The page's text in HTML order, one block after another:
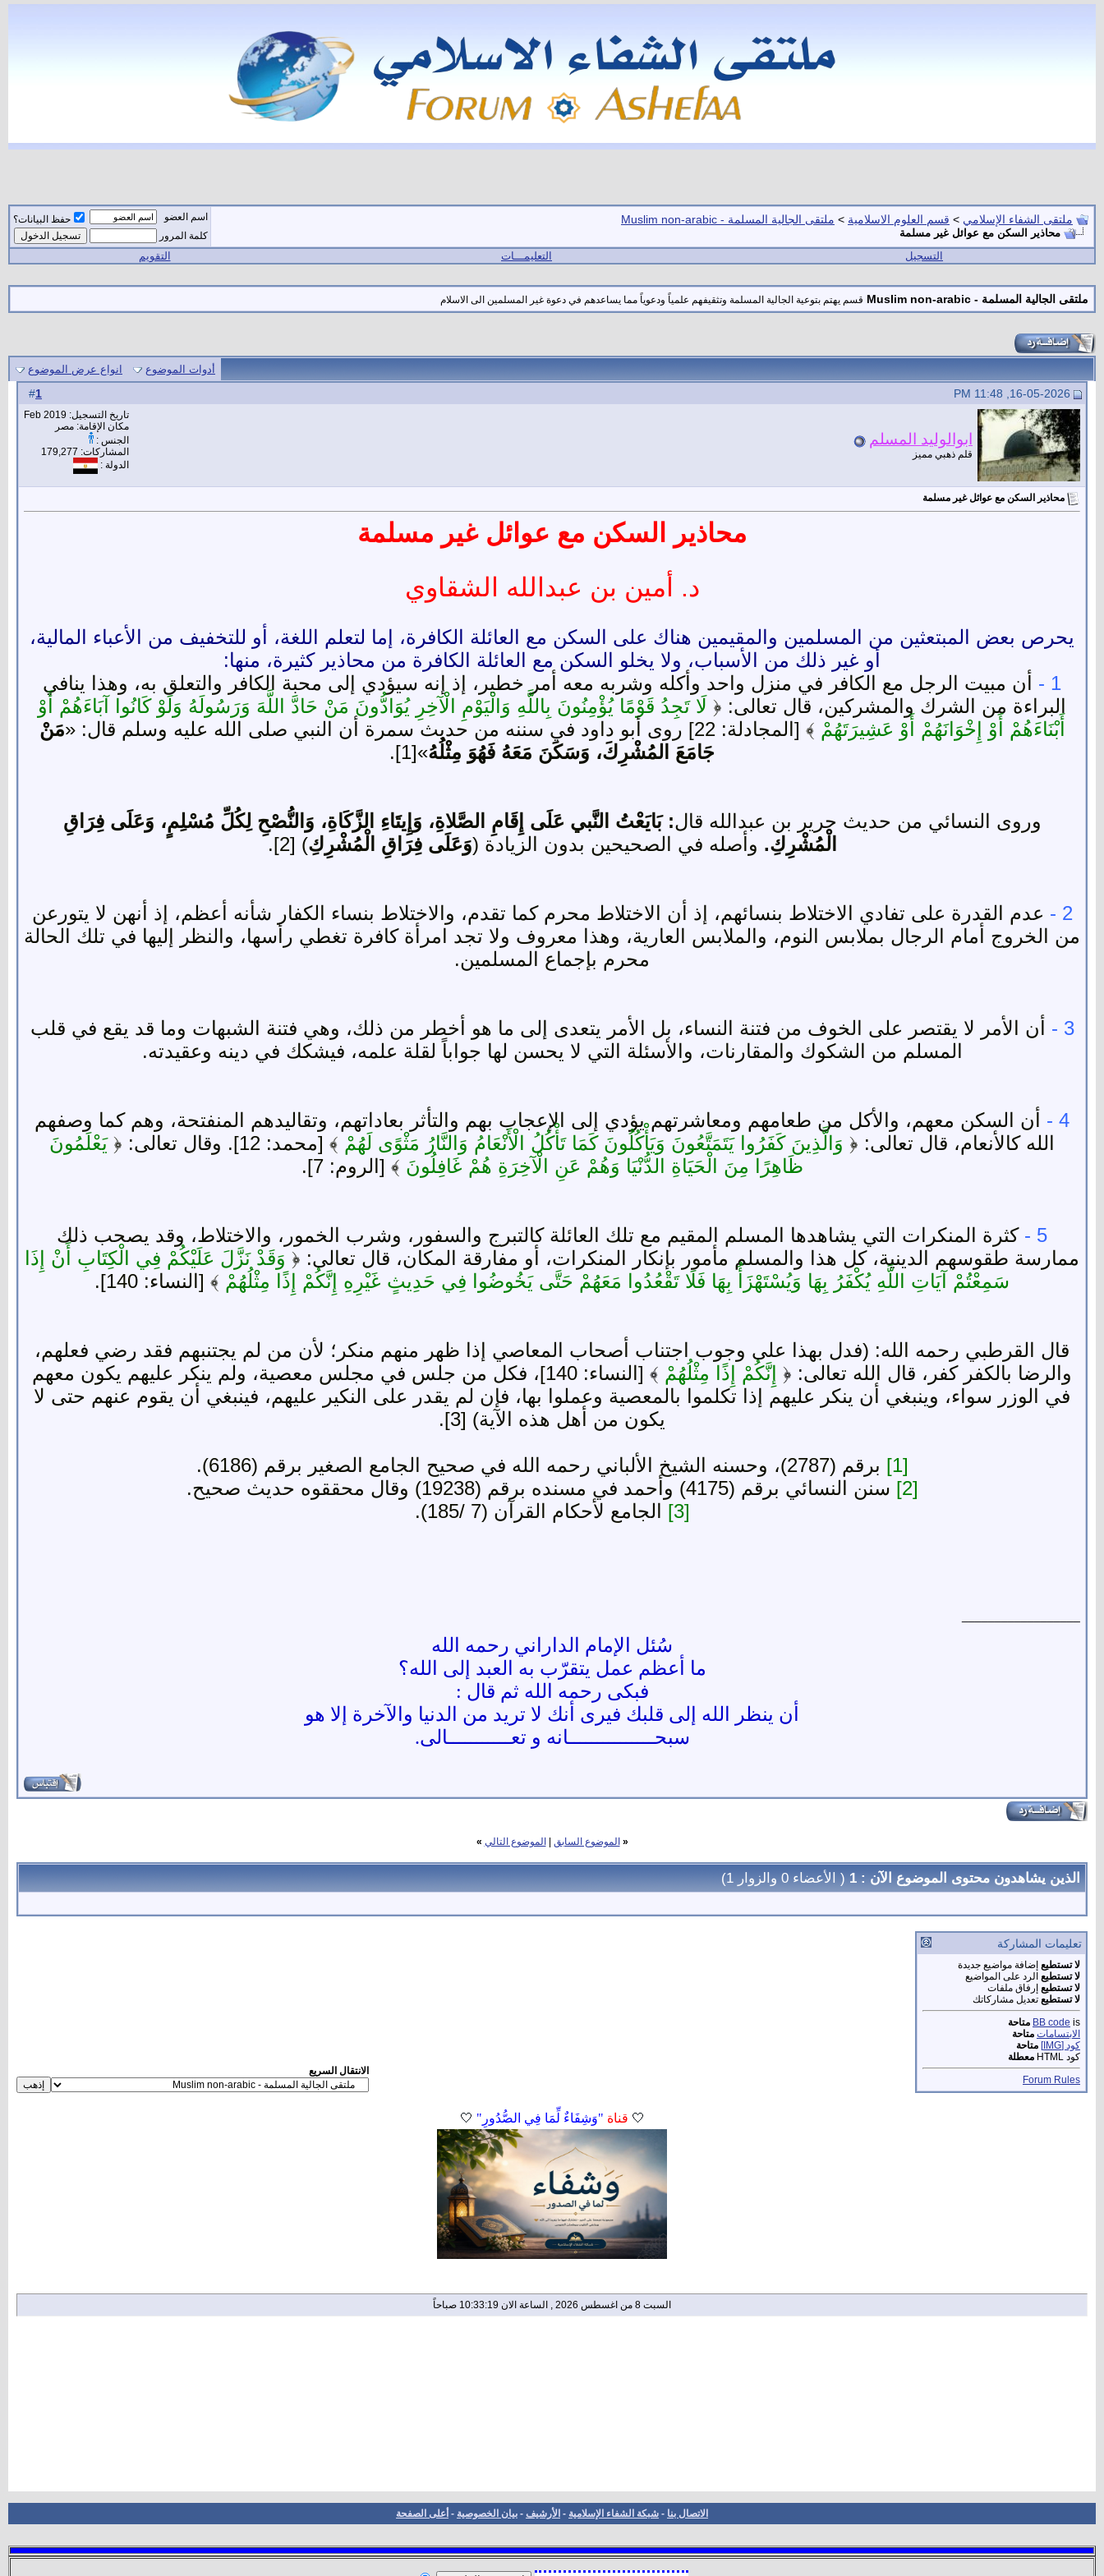
ملتقى الشفاء الإسلامي > قسم العلوم الاسلامية > ملتقى الجالية المسلمة - Muslim non-arabic
محاذير السكن مع عوائل غير مسلمة
اسم العضو
حفظ البيانات؟
كلمة المرور
التسجيل التعليمـــات التقويم
ملتقى الجالية المسلمة - Muslim non-arabic قسم يهتم بتوعية الجالية المسلمة وتثقيفهم علمياً ودعوياً مما يساعدهم في دعوة غير المسلمين الى الاسلام
أدوات الموضوع انواع عرض الموضوع
1
ابوالوليد المسلم
قلم ذهبي مميز
تاريخ التسجيل: Feb 2019
مكان الإقامة: مصر
الجنس :
المشاركات: 179,277
الدولة :
محاذير السكن مع عوائل غير مسلمة
محاذير السكن مع عوائل غير مسلمة
د. أمين بن عبدالله الشقاوي
يحرص بعض المبتعثين من المسلمين والمقيمين هناك على السكن مع العائلة الكافرة، إما لتعلم اللغة، أو للتخفيف من الأعباء المالية،
أو غير ذلك من الأسباب، ولا يخلو السكن مع العائلة الكافرة من محاذير كثيرة، منها:
1 -
أن مبيت الرجل مع الكافر في منزل واحد وأكله وشربه معه أمر خطير، إذ إنه سيؤدي إلى محبة الكافر والتعلق به، وهذا ينافي
البراءة من الشرك والمشركين، قال تعالى: ﴿ لَا تَجِدُ قَوْمًا يُؤْمِنُونَ بِاللَّهِ وَالْيَوْمِ الْآخِرِ يُوَادُّونَ مَنْ حَادَّ اللَّهَ وَرَسُولَهُ وَلَوْ كَانُوا آبَاءَهُمْ أَوْ
أَبْنَاءَهُمْ أَوْ إِخْوَانَهُمْ أَوْ عَشِيرَتَهُمْ ﴾ [المجادلة: 22] روى أبو داود في سننه من حديث سمرة أن النبي صلى الله عليه وسلم قال: «
مَنْ
جَامَعَ المُشْرِكَ، وَسَكَنَ مَعَهُ فَهُوَ مِثْلُهُ»[1]
.
وروى النسائي من حديث جرير بن عبدالله قال:بَايَعْتُ النَّبي عَلَى إِقَامِ الصَّلاةِ، وَإِيتَاءِ الزَّكَاةِ، وَالنُّصْحِ لِكُلِّ مُسْلِمٍ، وَعَلَى فِرَاقِ
الْمُشْرِكِ. وأصله في الصحيحين بدون الزيادة (وَعَلَى فِرَاقِ الْمُشْرِكِ) [2].
2 -
عدم القدرة على تفادي الاختلاط بنسائهم، إذ أن الاختلاط محرم كما تقدم، والاختلاط بنساء الكفار شأنه أعظم، إذ أنهن لا يتورعن
من الخروج أمام الرجال بملابس النوم، والملابس العارية، وهذا معروف ولا تجد امرأة كافرة تغطي رأسها، والنظر إليها في تلك الحالة
محرم بإجماع المسلمين.
3 -
أن الأمر لا يقتصر على الخوف من فتنة النساء، بل الأمر يتعدى إلى ما هو أخطر من ذلك، وهي فتنة الشبهات وما قد يقع في قلب
المسلم من الشكوك والمقارنات، والأسئلة التي لا يحسن لها جواباً لقلة علمه، فيشكك في دينه وعقيدته.
4 -
أن السكن معهم، والأكل من طعامهم ومعاشرتهم يؤدي إلى الإعجاب بهم والتأثر بعاداتهم، وتقاليدهم المنفتحة، وهم كما وصفهم
الله كالأنعام، قال تعالى: ﴿ وَالَّذِينَ كَفَرُوا يَتَمَتَّعُونَ وَيَأْكُلُونَ كَمَا تَأْكُلُ الْأَنْعَامُ وَالنَّارُ مَثْوًى لَهُمْ ﴾ [محمد: 12]. وقال تعالى: ﴿
يَعْلَمُونَ
ظَاهِرًا مِنَ الْحَيَاةِ الدُّنْيَا وَهُمْ عَنِ الْآخِرَةِ هُمْ غَافِلُونَ ﴾ [الروم: 7].
5 -
كثرة المنكرات التي يشاهدها المسلم المقيم مع تلك العائلة كالتبرج والسفور، وشرب الخمور، والاختلاط، وقد يصحب ذلك
ممارسة طقوسهم الدينية، كل هذا والمسلم مأمور بإنكار المنكرات، أو مفارقة المكان، قال تعالى: ﴿ وَقَدْ نَزَّلَ عَلَيْكُمْ فِي الْكِتَابِ أَنْ إِذَا
سَمِعْتُمْ آيَاتِ اللَّهِ يُكْفَرُ بِهَا وَيُسْتَهْزَأُ بِهَا فَلَا تَقْعُدُوا مَعَهُمْ حَتَّى يَخُوضُوا فِي حَدِيثٍ غَيْرِهِ إِنَّكُمْ إِذًا مِثْلُهُمْ ﴾ [النساء: 140].
قال القرطبي رحمه الله: (فدل بهذا على وجوب اجتناب أصحاب المعاصي إذا ظهر منهم منكر؛ لأن من لم يجتنبهم فقد رضي فعلهم،
والرضا بالكفر كفر، قال الله تعالى: ﴿ إِنَّكُمْ إِذًا مِثْلُهُمْ ﴾
[النساء: 140]، فكل من جلس في مجلس معصية، ولم ينكر عليهم يكون معهم
في الوزر سواء، وينبغي أن ينكر عليهم إذا تكلموا بالمعصية وعملوا بها، فإن لم يقدر على النكير عليهم، فينبغي أن يقوم عنهم حتى لا
يكون من أهل هذه الآية) [3].
[1]
برقم (2787)، وحسنه الشيخ الألباني رحمه الله في صحيح الجامع الصغير برقم (6186).
[2]
سنن النسائي برقم (4175) وأحمد في مسنده برقم (19238) وقال محققوه حديث صحيح.
[3]
الجامع لأحكام القرآن (7 /185).
سُئل الإمام الداراني رحمه الله
ما أعظم عمل يتقرّب به العبد إلى الله؟
فبكى رحمه الله ثم قال :
أن ينظر الله إلى قلبك فيرى أنك لا تريد من الدنيا والآخرة إلا هو
سبحـــــــــــــــانه و تعـــــــــــالى.
« الموضوع السابق الموضوع التالي »
الذين يشاهدون محتوى الموضوع الآن : 1 ( الأعضاء 0 والزوار 1)
تعليمات المشاركة
لا تستطيع إضافة مواضيع جديدة
لا تستطيع الرد على المواضيع
لا تستطيع إرفاق ملفات
لا تستطيع تعديل مشاركاتك
BB code is
متاحة
الابتسامات متاحة
كود [IMG]
متاحة
كود HTML
معطلة
Forum Rules
الانتقال السريع
🤍 قناة "وَشِفَاءٌ لِّمَا فِي الصُّدُورِ" 🤍
السبت 8 من اغسطس 2026 , الساعة الان 10:33:20 صباحاً
الاتصال بنا - شبكة الشفاء الإسلامية - الأرشيف - بيان الخصوصية - أعلى الصفحة